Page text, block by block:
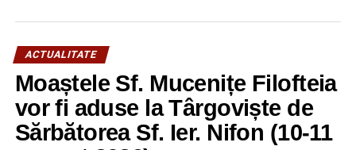
VACCINARE
URMATOAREA
A fost redeschisă circulația rutieră pe
TransBucegi
NU RATAȚI
ACTUALITATE
Moaștele Sf. Mucenițe Filofteia
vor fi aduse la Târgoviște de
Sărbătorea Sf. Ier. Nifon (10-11